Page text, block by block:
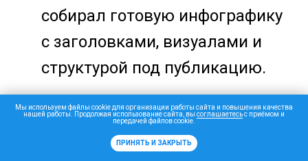
собирал готовую инфографику
с заголовками, визуалами и
структурой под публикацию.
Причем в промпт можно заранее
добавить требования
Мы используем файлы cookie для организации работы сайта и повышения качества
нашей работы. Продолжая использование сайта, вы соглашаетесьс приёмом и
передачей файлов cookie.
ПРИНЯТЬ И ЗАКРЫТЬ